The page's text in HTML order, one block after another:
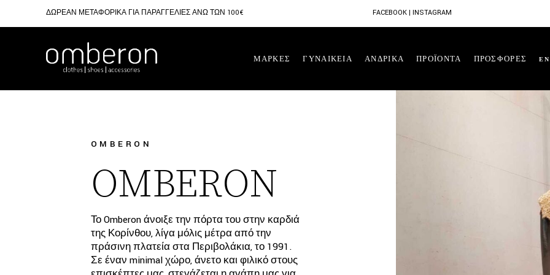
ΔΩΡΕΑΝ ΜΕΤΑΦΟΡΙΚΑ ΓΙΑ ΠΑΡΑΓΓΕΛΙΕΣ ΑΝΩ ΤΩΝ 100€ FACEBOOK |INSTAGRAM
ΜΑΡΚΕΣ ΓΥΝΑΙΚΕΙΑ ΑΝΔΡΙΚΑ ΠΡΟΪΟΝΤΑ ΠΡΟΣΦΟΡΕΣ EN
OMBERON
OMBERON
Το Omberon άνοιξε την πόρτα του στην καρδιά
της Κορίνθου, λίγα μόλις μέτρα από την
πράσινη πλατεία στα Περιβολάκια, το 1991.
Σε έναν minimal χώρο, άνετο και φιλικό στους